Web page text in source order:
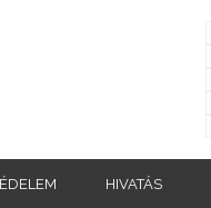
HIVATÁS